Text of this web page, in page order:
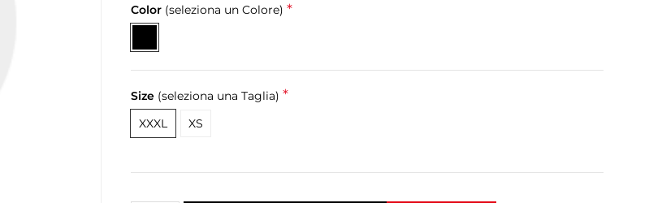
Color (seleziona un Colore) *
Size (seleziona una Taglia) *
XXXL XS